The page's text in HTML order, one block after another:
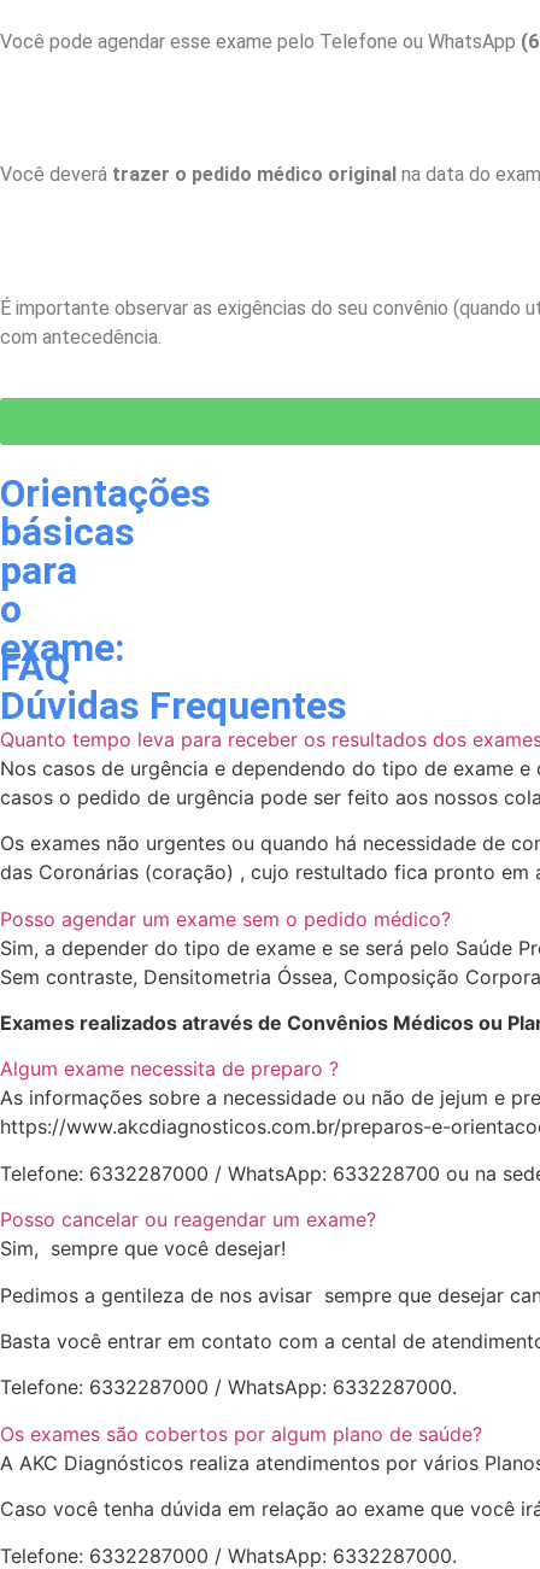
Você pode agendar esse exame pelo Telefone ou WhatsApp
Você deverá trazer o pedido médico original na data do
É importante observar as exigências do seu convênio (quando
com antecedência. ​
Orientações
básicas
para
o
exame:
FAQ
Dúvidas Frequentes
Quanto tempo leva para receber os resultados dos
Nos casos de urgência e dependendo do tipo de exame
casos o pedido de urgência pode ser feito aos nossos
Os exames não urgentes ou quando há necessidade de
das Coronárias (coração) , cujo restultado fica pronto em
Posso agendar um exame sem o pedido médico?
Sim, a depender do tipo de exame e se será pelo Saúde
Sem contraste, Densitometria Óssea, Composição
Exames realizados através de Convênios Médicos ou
Algum exame necessita de preparo ?
As informações sobre a necessidade ou não de jejum e
https://www.akcdiagnosticos.com.br/preparos-e-
Telefone: 6332287000 / WhatsApp: 633228700 ou na
Posso cancelar ou reagendar um exame?
Sim, sempre que você desejar!
Pedimos a gentileza de nos avisar sempre que desejar
Basta você entrar em contato com a cental de
Telefone: 6332287000 / WhatsApp: 6332287000.
Os exames são cobertos por algum plano de saúde?
A AKC Diagnósticos realiza atendimentos por vários
Caso você tenha dúvida em relação ao exame que você
Telefone: 6332287000 / WhatsApp: 6332287000.